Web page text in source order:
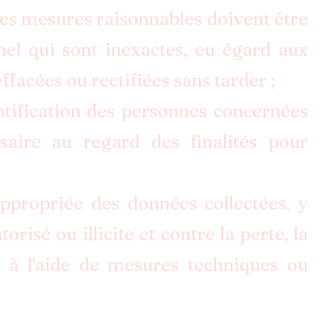
mesures raisonnables doivent être
qui sont inexactes, eu égard aux
ou rectifiées sans tarder ;
des personnes concernées
au regard des finalités pour
des données collectées, y
ou illicite et contre la perte, la
l'aide de mesures techniques ou